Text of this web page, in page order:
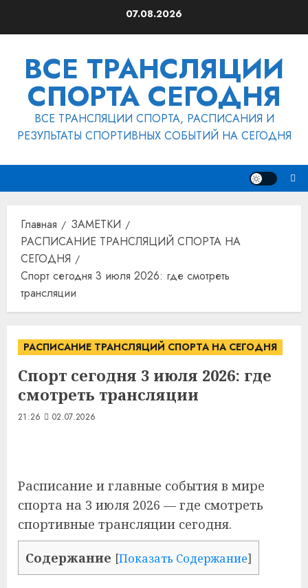
07.08.2026
ВСЕ ТРАНСЛЯЦИИ
СПОРТА СЕГОДНЯ
ВСЕ ТРАНСЛЯЦИИ СПОРТА, РАСПИСАНИЯ И
РЕЗУЛЬТАТЫ СПОРТИВНЫХ СОБЫТИЙ НА СЕГОДНЯ
Главная
ЗАМЕТКИ
РАСПИСАНИЕ ТРАНСЛЯЦИЙ СПОРТА НА
СЕГОДНЯ
Спорт сегодня 3 июля 2026: где смотреть
трансляции
РАСПИСАНИЕ ТРАНСЛЯЦИЙ СПОРТА НА СЕГОДНЯ
Спорт сегодня 3 июля 2026: где
смотреть трансляции
21:26 02.07.2026
Расписание и главные события в мире
спорта на 3 июля 2026 — где смотреть
спортивные трансляции сегодня.
Содержание [Показать Содержание]